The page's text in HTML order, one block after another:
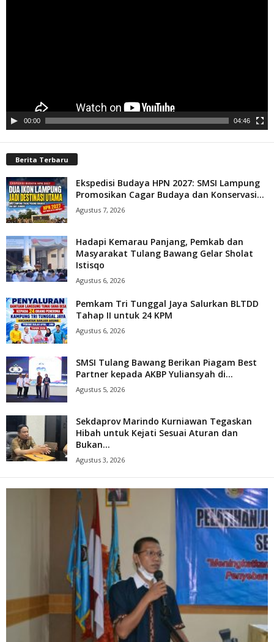
00:00 04:46
Berita Terbaru
Ekspedisi Budaya HPN 2027: SMSI Lampung
Promosikan Cagar Budaya dan Konservasi...
Agustus 7, 2026
Hadapi Kemarau Panjang, Pemkab dan
Masyarakat Tulang Bawang Gelar Sholat
Istisqo
Agustus 6, 2026
Pemkam Tri Tunggal Jaya Salurkan BLTDD
Tahap II untuk 24 KPM
Agustus 6, 2026
SMSI Tulang Bawang Berikan Piagam Best
Partner kepada AKBP Yuliansyah di...
Agustus 5, 2026
Sekdaprov Marindo Kurniawan Tegaskan
Hibah untuk Kejati Sesuai Aturan dan
Bukan...
Agustus 3, 2026